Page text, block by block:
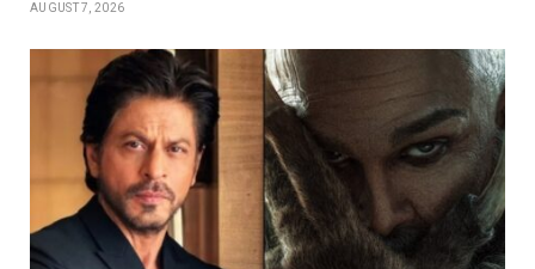
AUGUST 7, 2026